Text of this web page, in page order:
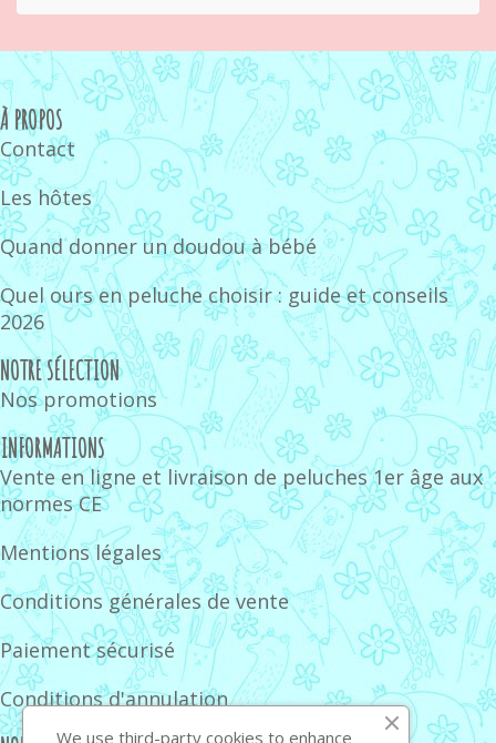
À PROPOS
Contact
Les hôtes
Quand donner un doudou à bébé
Quel ours en peluche choisir : guide et conseils
2026
NOTRE SÉLECTION
Nos promotions
INFORMATIONS
Vente en ligne et livraison de peluches 1er âge aux
normes CE
Mentions légales
Conditions générales de vente
Paiement sécurisé
Conditions d'annulation
We use third-party cookies to enhance